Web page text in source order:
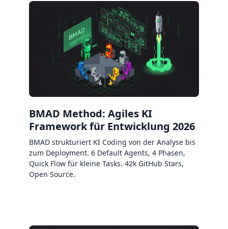
BMAD Method: Agiles KI
Framework für Entwicklung 2026
BMAD strukturiert KI Coding von der Analyse bis
zum Deployment. 6 Default Agents, 4 Phasen,
Quick Flow für kleine Tasks. 42k GitHub Stars,
Open Source.